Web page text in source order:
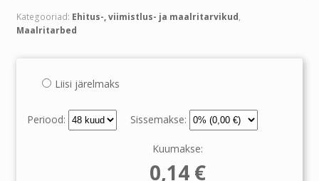
Kategooriad: Ehitus-, viimistlus- ja maalritarvikud,
Maalritarbed
Liisi järelmaks
Periood: Sissemakse:
Kuumakse:
0,14€